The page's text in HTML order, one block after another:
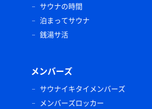
サウナの時間
泊まってサウナ
銭湯サ活
メンバーズ
サウナイキタイメンバーズ
メンバーズロッカー